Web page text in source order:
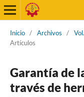
Inicio / Archivos /
Artículos
Garantía de
través de